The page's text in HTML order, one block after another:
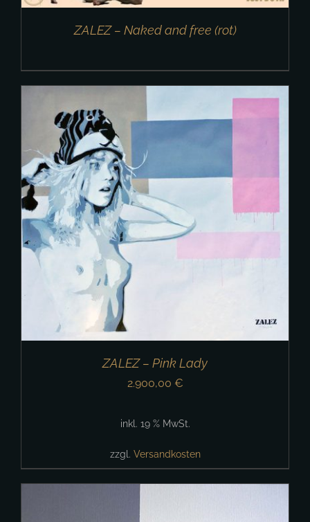
ZALEZ – Naked and free (rot)
ZALEZ – Pink Lady
2.900,00 €
inkl. 19 % MwSt.
zzgl. Versandkosten